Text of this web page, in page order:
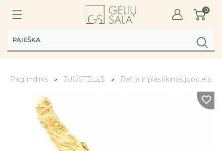
0
Pagrindinis JUOSTELĖS Rafija ir plastikinės juostelės